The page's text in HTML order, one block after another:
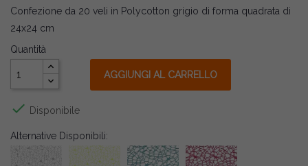
Confezione da 20 veli in Polycotton grigio di forma quadrata di
24x24 cm
Quantità
AGGIUNGI AL CARRELLO
 Disponibile
Alternative Disponibili: